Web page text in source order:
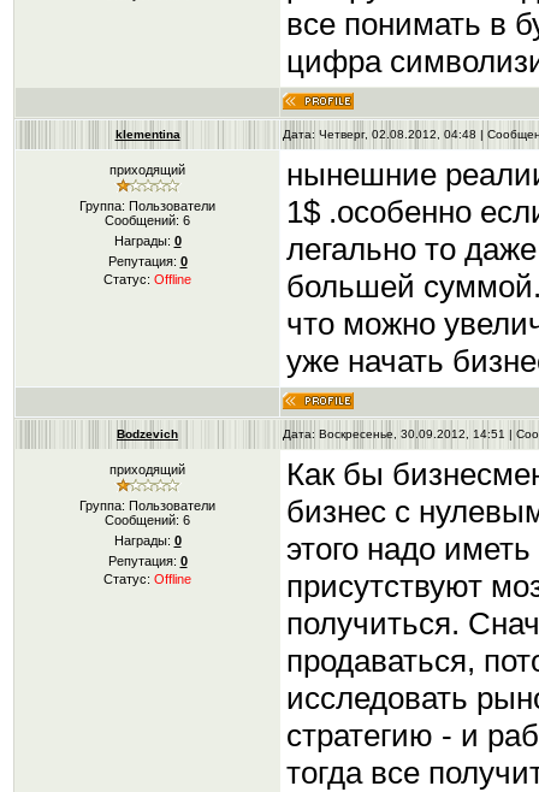
все понимать в
цифра
klementina Дата: Четверг, 02.08.2012, 04:48 |
приходящий
Группа: Пользователи
Сообщений: 6
Награды: 0
Репутация: 0
Статус: Offline
нынешние
1$ .особенно
легально то
большей
что можно
уже начать
Bodzevich Дата: Воскресенье, 30.09.2012, 14:51 |
приходящий
Группа: Пользователи
Сообщений: 6
Награды: 0
Репутация: 0
Статус: Offline
Как бы
бизнес с
этого надо
присутствуют
получиться.
продаваться,
исследовать
стратегию - и
тогда все